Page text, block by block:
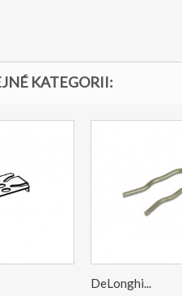
KATEGORII:
DeLonghi...